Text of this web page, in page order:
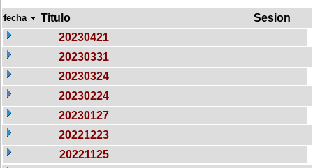
fecha Titulo
Sesion
20230421
20230331
20230324
20230224
20230127
20221223
20221125